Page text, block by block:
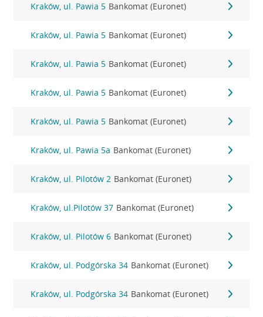
Kraków, ul. Pawia 5 Bankomat (Euronet)
Kraków, ul. Pawia 5 Bankomat (Euronet)
Kraków, ul. Pawia 5 Bankomat (Euronet)
Kraków, ul. Pawia 5 Bankomat (Euronet)
Kraków, ul. Pawia 5 Bankomat (Euronet)
Kraków, ul. Pawia 5a Bankomat (Euronet)
Kraków, ul. Pilotów 2 Bankomat (Euronet)
Kraków, ul.Pilotów 37 Bankomat (Euronet)
Kraków, ul. Pilotów 6 Bankomat (Euronet)
Kraków, ul. Podgórska 34 Bankomat (Euronet)
Kraków, ul. Podgórska 34 Bankomat (Euronet)